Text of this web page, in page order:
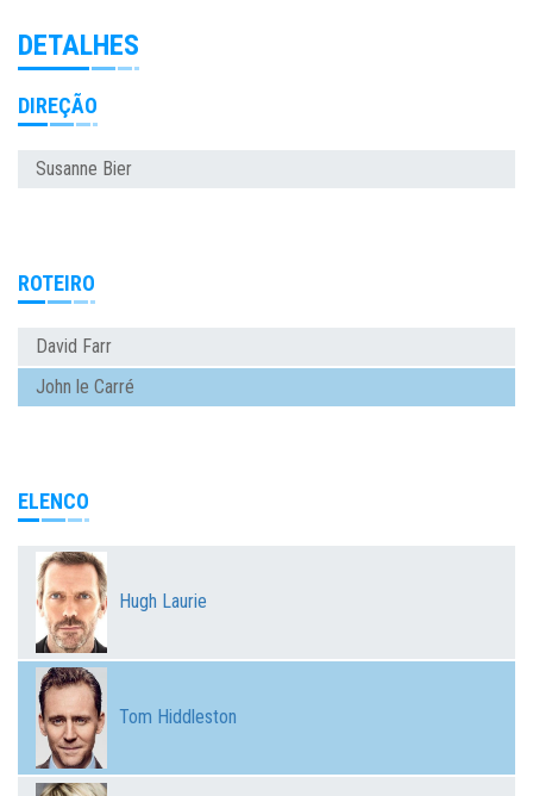
DETALHES
DIREÇÃO
Susanne Bier
ROTEIRO
David Farr
John le Carré
ELENCO
Hugh Laurie
Tom Hiddleston